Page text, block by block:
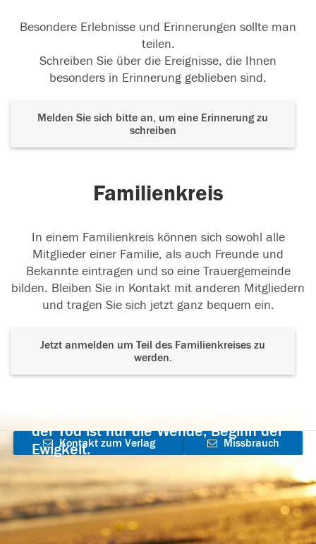
Besondere Erlebnisse und Erinnerungen sollte man
teilen.
Schreiben Sie über die Ereignisse, die Ihnen
besonders in Erinnerung geblieben sind.
Melden Sie sich bitte an, um eine Erinnerung zu
schreiben
Familienkreis
In einem Familienkreis können sich sowohl alle
Mitglieder einer Familie, als auch Freunde und
Bekannte eintragen und so eine Trauergemeinde
bilden. Bleiben Sie in Kontakt mit anderen Mitgliedern
und tragen Sie sich jetzt ganz bequem ein.
Jetzt anmelden um Teil des Familienkreises zu
werden.
der Tod ist nur die Wende, Beginn der
Ewigkeit.
Kontakt zum Verlag
aufnehmen
Missbrauch